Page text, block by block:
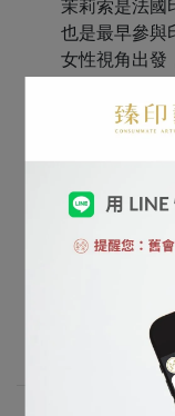
茉莉索是法國
也是最早參與
女性視角出發
她的畫風柔
表作如《搖
驗納入主流
是一種文化
了自我表達的